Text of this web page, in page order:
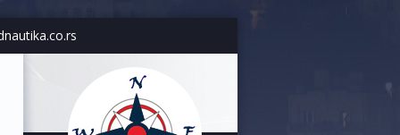
Kontakt